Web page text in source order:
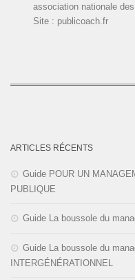
association nationale
Site : publicoach.fr
ARTICLES RÉCENTS
Guide POUR UN
PUBLIQUE
Guide La boussole du
Guide La boussole du
INTERGÉNÉRATIONNEL